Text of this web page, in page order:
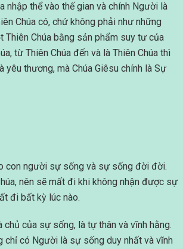
nhập thể vào thế gian và chính Người là
Chúa có, chứ không phải như những
Thiên Chúa bằng sản phẩm suy tư của
từ Thiên Chúa đến và là Thiên Chúa thì
yêu thương, mà Chúa Giêsu chính là Sự
con người sự sống và sự sống đời đời.
nên sẽ mất đi khi không nhận được sự
đi bất kỳ lúc nào.
của sự sống, là tự thân và vĩnh hằng.
chỉ có Người là sự sống duy nhất và vĩnh